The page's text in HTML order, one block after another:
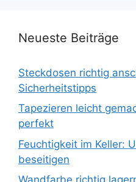
Neueste Beiträge
Steckdosen richtig
Sicherheitstipps
Tapezieren leicht
perfekt
Feuchtigkeit im Keller:
beseitigen
Wandfarbe richtig